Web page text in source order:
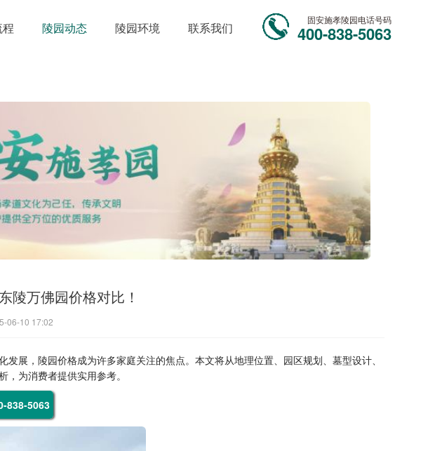
陵园动态 陵园环境 联系我们
固安施孝陵园电话号码
400-838-5063
陵万佛园价格对比！
06-10 17:02
展，陵园价格成为许多家庭关注的焦点。本文将从地理位置、园区规划、墓型设计、
，为消费者提供实用参考。
838-5063